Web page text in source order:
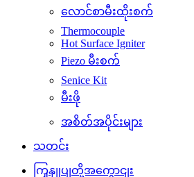
လောင်စာမီးထိုးစက်
Thermocouple
Hot Surface Igniter
Piezo မီးစက်
Senice Kit
မီးဖို
အစိတ်အပိုင်းများ
သတင်း
ကြှနျုပျတို့အကွောငျး